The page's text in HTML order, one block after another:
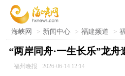
海峡网 > 新闻中心 > 福建频道 >
“两岸同舟·一生长乐”龙舟
福州晚报 2026-06-14 12:14